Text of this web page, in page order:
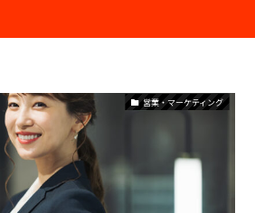
営業・マーケティング